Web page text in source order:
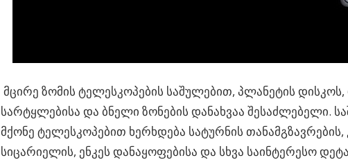
მცირე ზომის ტელესკოპების საშულებით, პლანეტის
სარტყლებისა და ბნელი ზონების დანახვაა შესაძლებელი.
მქონე ტელესკოპებით ხერხდება სატურნის თანამგზავრების,
სიცარიელის, ენკეს დანაყოფებისა და სხვა საინტერესო